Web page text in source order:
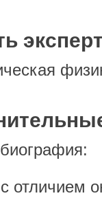
отличием